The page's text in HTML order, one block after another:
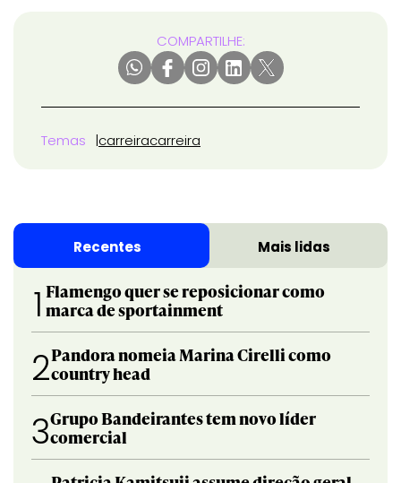
COMPARTILHE:
Temas carreiracarreira
Recentes Mais lidas
1 Flamengo quer se reposicionar como
marca de sportainment
2Pandora nomeia Marina Cirelli como
country head
3Grupo Bandeirantes tem novo líder
comercial